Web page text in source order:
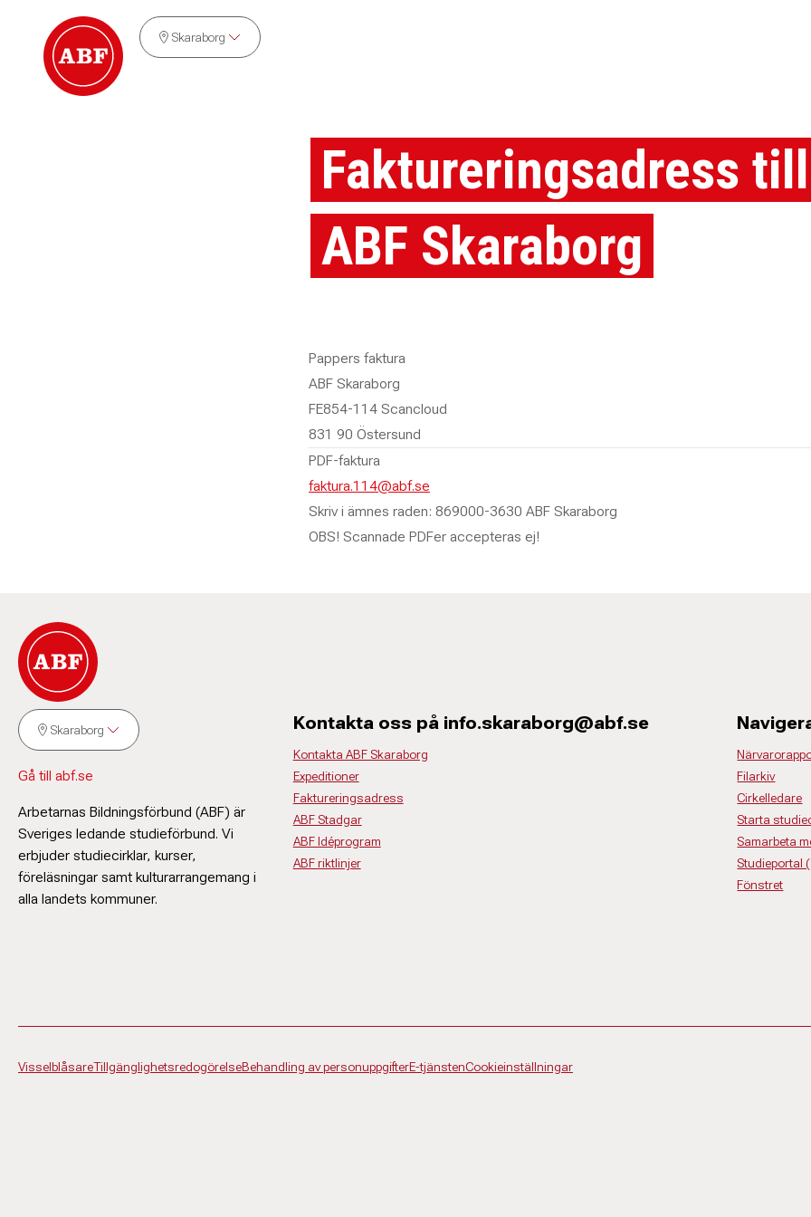
Skaraborg
Faktureringsadress till
ABF Skaraborg
Pappers faktura
ABF Skaraborg
FE854-114 Scancloud
831 90 Östersund
PDF-faktura
faktura.114@abf.se
Skriv i ämnes raden: 869000-3630 ABF Skaraborg
OBS! Scannade PDFer accepteras ej!
Skaraborg
Gå till abf.se
Arbetarnas Bildningsförbund (ABF) är
Sveriges ledande studieförbund. Vi
erbjuder studiecirklar, kurser,
föreläsningar samt kulturarrangemang i
alla landets kommuner.
Kontakta oss på info.skaraborg@abf.se
Kontakta ABF Skaraborg
Expeditioner
Faktureringsadress
ABF Stadgar
ABF Idéprogram
ABF riktlinjer
Filarkiv
Cirkelledare
Starta
Samarbeta
Studieportal
Fönstret
VisselblåsareTillgänglighetsredogörelseBehandling av personuppgifterE-tjänstenCookieinställningar